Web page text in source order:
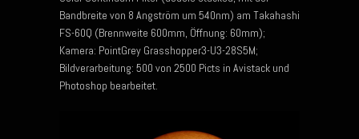
Bandbreite von 8 Angström um 540nm) am Takahashi
FS-60Q (Brennweite 600mm, Öffnung: 60mm);
Kamera: PointGrey Grasshopper3-U3-28S5M;
Bildverarbeitung: 500 von 2500 Picts in Avistack und
Photoshop bearbeitet.